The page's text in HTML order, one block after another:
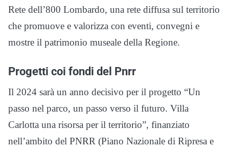
Rete dell’800 Lombardo, una rete diffusa sul territorio
che promuove e valorizza con eventi, convegni e
mostre il patrimonio museale della Regione.
Progetti coi fondi del Pnrr
Il 2024 sarà un anno decisivo per il progetto “Un
passo nel parco, un passo verso il futuro. Villa
Carlotta una risorsa per il territorio”, finanziato
nell’ambito del PNRR (Piano Nazionale di Ripresa e